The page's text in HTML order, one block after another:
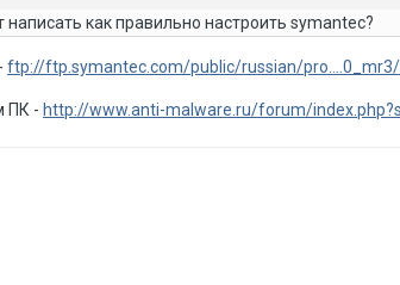
как правильно настроить symantec?
ftp://ftp.symantec.com/public/russian/
ПК - http://www.anti-malware.ru/forum/